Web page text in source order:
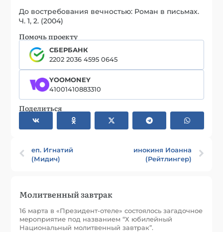
До востребования вечностью: Роман в письмах.
Ч. 1, 2. (2004)
Помочь проекту
СБЕРБАНК
2202 2036 4595 0645
YOOMONEY
41001410883310
Поделиться
еп. Игнатий
(Мидич)
инокиня Иоанна
(Рейтлингер)
Молитвенный завтрак
16 марта в «Президент-отеле» состоялось загадочное
мероприятие под названием “Х юбилейный
Национальный молитвенный завтрак”.